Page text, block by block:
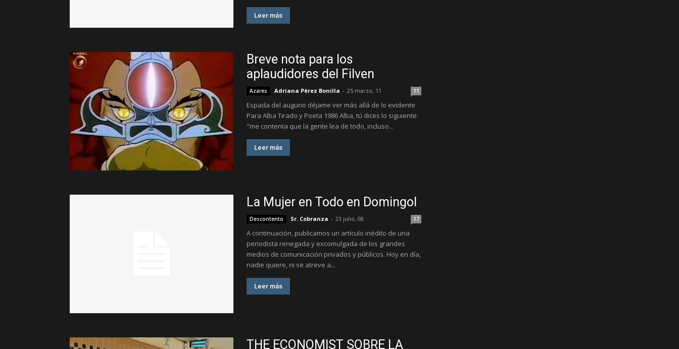
Leer más
Breve nota para los
aplaudidores del Filven
Azares Adriana Pérez Bonilla - 25 marzo, 11 11
Espada del augurio déjame ver más allá de lo evidente
Para Alba Tirado y Poeta 1986 Alba, tú dices lo siguiente:
"me contenta que la gente lea de todo, incluso...
Leer más
La Mujer en Todo en Domingol
Descontento Sr. Cobranza - 23 julio, 08 17
A continuación, publicamos un artículo inédito de una
periodista renegada y excomulgada de los grandes
medios de comunicación privados y públicos. Hoy en día,
nadie quiere, ni se atreve a...
Leer más
THE ECONOMIST SOBRE LA